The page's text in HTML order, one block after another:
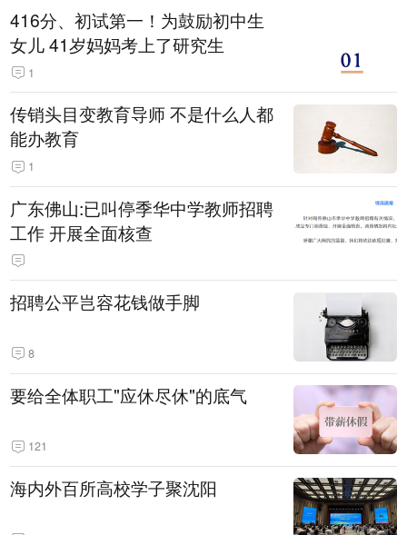
416分、初试第一！为鼓励初中生
女儿 41岁妈妈考上了研究生
1
传销头目变教育导师 不是什么人都
能办教育
1
广东佛山:已叫停季华中学教师招聘
工作 开展全面核查
招聘公平岂容花钱做手脚
8
要给全体职工"应休尽休"的底气
121
海内外百所高校学子聚沈阳